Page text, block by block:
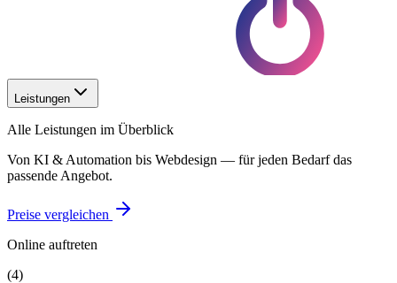
Leistungen
Alle Leistungen im Überblick
Von KI & Automation bis Webdesign — für jeden Bedarf das
passende Angebot.
Preise vergleichen
Online auftreten
(4)